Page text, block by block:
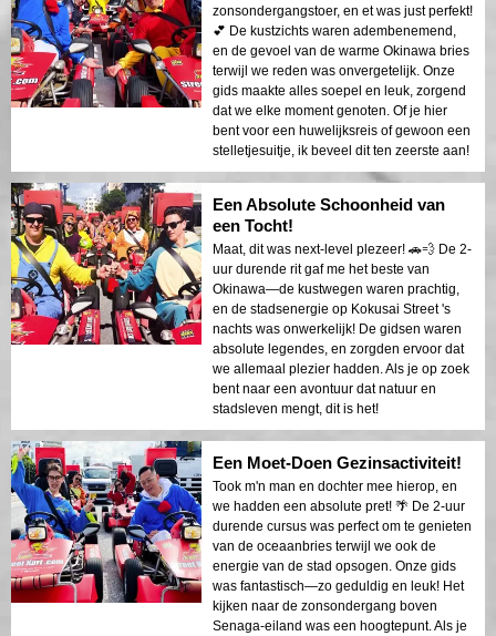
zonsondergangstoer, en et was just perfekt!
💕 De kustzichts waren adembenemend,
en de gevoel van de warme Okinawa bries
terwijl we reden was onvergetelijk. Onze
gids maakte alles soepel en leuk, zorgend
dat we elke moment genoten. Of je hier
bent voor een huwelijksreis of gewoon een
stelletjesuitje, ik beveel dit ten zeerste aan!
Een Absolute Schoonheid van
een Tocht!
Maat, dit was next-level plezeer! 🚗💨 De 2-
uur durende rit gaf me het beste van
Okinawa—de kustwegen waren prachtig,
en de stadsenergie op Kokusai Street 's
nachts was onwerkelijk! De gidsen waren
absolute legendes, en zorgden ervoor dat
we allemaal plezier hadden. Als je op zoek
bent naar een avontuur dat natuur en
stadsleven mengt, dit is het!
Een Moet-Doen Gezinsactiviteit!
Took m'n man en dochter mee hierop, en
we hadden een absolute pret! 🌴 De 2-uur
durende cursus was perfect om te genieten
van de oceaanbries terwijl we ook de
energie van de stad opsogen. Onze gids
was fantastisch—zo geduldig en leuk! Het
kijken naar de zonsondergang boven
Senaga-eiland was een hoogtepunt. Als je